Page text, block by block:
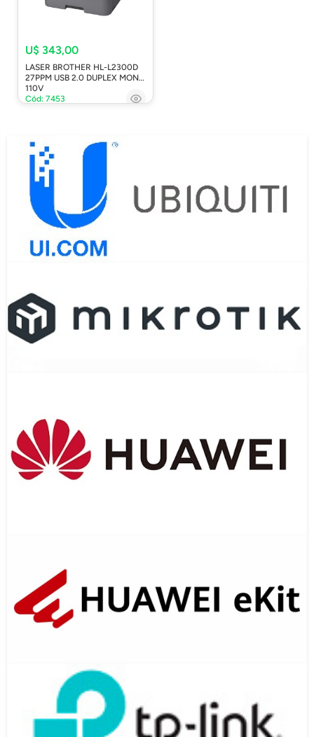
U$ 343,00
LASER BROTHER HL-L2300D
27PPM USB 2.0 DUPLEX MONO
110V
Cód: 7453